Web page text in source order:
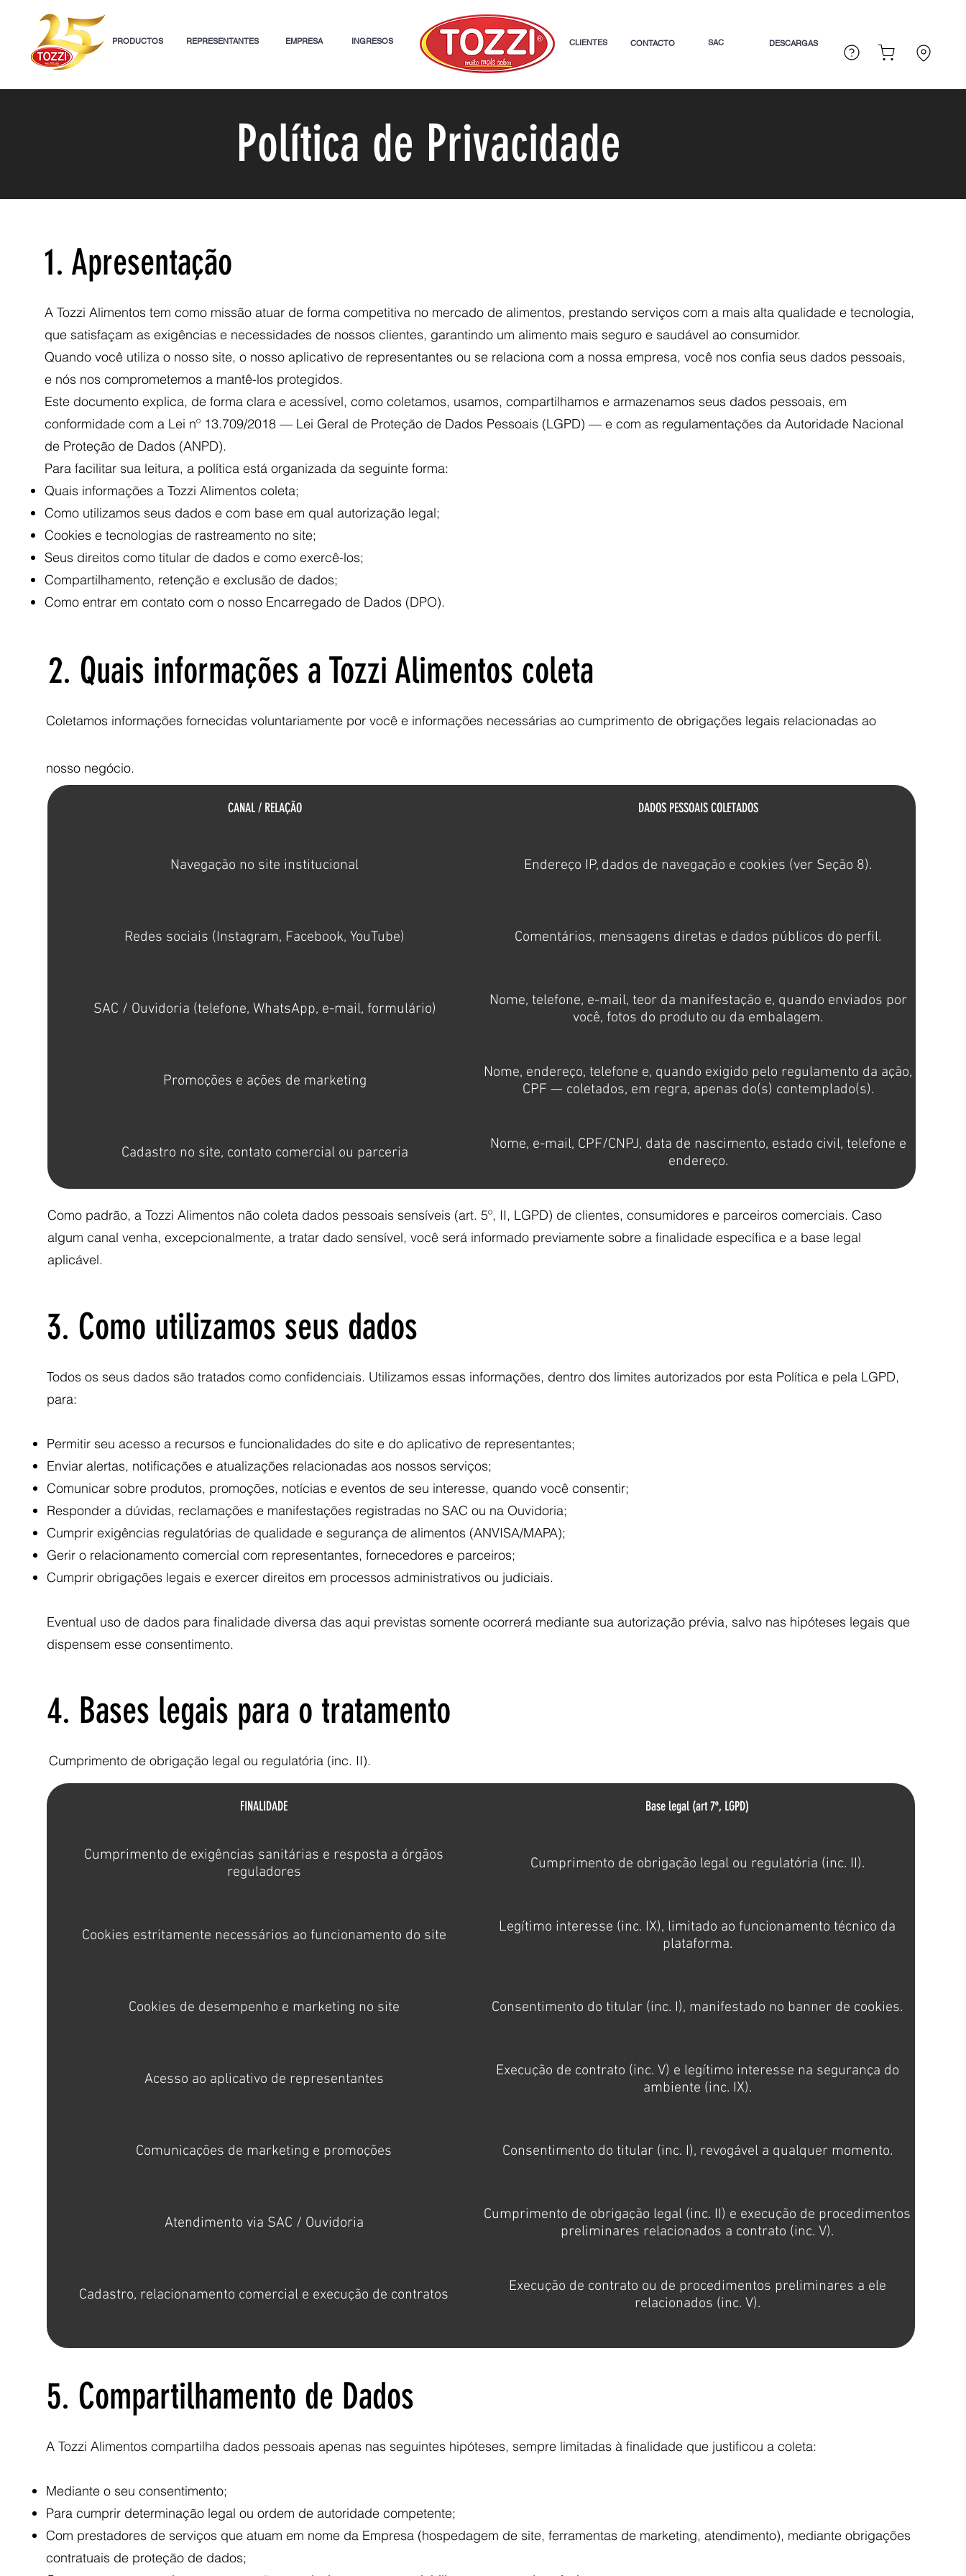
PRODUCTOS REPRESENTANTES EMPRESA INGRESOS CLIENTES CONTACTO DESCARGAS
SAC
Política de Privacidade
1. Apresentação
A Tozzi Alimentos tem como missão atuar de forma competitiva no mercado de alimentos, prestando serviços com a mais alta qualidade e tecnologia,
que satisfaçam as exigências e necessidades de nossos clientes, garantindo um alimento mais seguro e saudável ao consumidor.
Quando você utiliza o nosso site, o nosso aplicativo de representantes ou se relaciona com a nossa empresa, você nos confia seus dados pessoais,
e nós nos comprometemos a mantê-los protegidos.
Este documento explica, de forma clara e acessível, como coletamos, usamos, compartilhamos e armazenamos seus dados pessoais, em
conformidade com a Lei nº 13.709/2018 — Lei Geral de Proteção de Dados Pessoais (LGPD) — e com as regulamentações da Autoridade Nacional
de Proteção de Dados (ANPD).
Para facilitar sua leitura, a política está organizada da seguinte forma:
Quais informações a Tozzi Alimentos coleta;
Como utilizamos seus dados e com base em qual autorização legal;
Cookies e tecnologias de rastreamento no site;
Seus direitos como titular de dados e como exercê-los;
Compartilhamento, retenção e exclusão de dados;
Como entrar em contato com o nosso Encarregado de Dados (DPO).
2. Quais informações a Tozzi Alimentos coleta
Coletamos informações fornecidas voluntariamente por você e informações necessárias ao cumprimento de obrigações legais relacionadas ao
nosso negócio.
CANAL / RELAÇÃO DADOS PESSOAIS COLETADOS
Navegação no site institucional Endereço IP, dados de navegação e cookies (ver Seção 8).
Redes sociais (Instagram, Facebook, YouTube) Comentários, mensagens diretas e dados públicos do perfil.
SAC / Ouvidoria (telefone, WhatsApp, e-mail, formulário)
Nome, telefone, e-mail, teor da manifestação e, quando enviados por
você, fotos do produto ou da embalagem.
Promoções e ações de marketing
Nome, endereço, telefone e, quando exigido pelo regulamento da ação,
CPF — coletados, em regra, apenas do(s) contemplado(s).
Cadastro no site, contato comercial ou parceria
Nome, e-mail, CPF/CNPJ, data de nascimento, estado civil, telefone e
endereço.
Como padrão, a Tozzi Alimentos não coleta dados pessoais sensíveis (art. 5º, II, LGPD) de clientes, consumidores e parceiros comerciais. Caso
algum canal venha, excepcionalmente, a tratar dado sensível, você será informado previamente sobre a finalidade específica e a base legal
aplicável.
3. Como utilizamos seus dados
Todos os seus dados são tratados como confidenciais. Utilizamos essas informações, dentro dos limites autorizados por esta Política e pela LGPD,
para:
Permitir seu acesso a recursos e funcionalidades do site e do aplicativo de representantes;
Enviar alertas, notificações e atualizações relacionadas aos nossos serviços;
Comunicar sobre produtos, promoções, notícias e eventos de seu interesse, quando você consentir;
Responder a dúvidas, reclamações e manifestações registradas no SAC ou na Ouvidoria;
Cumprir exigências regulatórias de qualidade e segurança de alimentos (ANVISA/MAPA);
Gerir o relacionamento comercial com representantes, fornecedores e parceiros;
Cumprir obrigações legais e exercer direitos em processos administrativos ou judiciais.
Eventual uso de dados para finalidade diversa das aqui previstas somente ocorrerá mediante sua autorização prévia, salvo nas hipóteses legais que
dispensem esse consentimento.
4. Bases legais para o tratamento
Cumprimento de obrigação legal ou regulatória (inc. II).
FINALIDADE Base legal (art 7º, LGPD)
Cumprimento de exigências sanitárias e resposta a órgãos
reguladores
Cumprimento de obrigação legal ou regulatória (inc. II).
Cookies estritamente necessários ao funcionamento do site
Legítimo interesse (inc. IX), limitado ao funcionamento técnico da
plataforma.
Cookies de desempenho e marketing no site Consentimento do titular (inc. I), manifestado no banner de cookies.
Acesso ao aplicativo de representantes
Execução de contrato (inc. V) e legítimo interesse na segurança do
ambiente (inc. IX).
Comunicações de marketing e promoções Consentimento do titular (inc. I), revogável a qualquer momento.
Atendimento via SAC / Ouvidoria
Cumprimento de obrigação legal (inc. II) e execução de procedimentos
preliminares relacionados a contrato (inc. V).
Cadastro, relacionamento comercial e execução de contratos
Execução de contrato ou de procedimentos preliminares a ele
relacionados (inc. V).
5. Compartilhamento de Dados
A Tozzi Alimentos compartilha dados pessoais apenas nas seguintes hipóteses, sempre limitadas à finalidade que justificou a coleta:
Mediante o seu consentimento;
Para cumprir determinação legal ou ordem de autoridade competente;
Com prestadores de serviços que atuam em nome da Empresa (hospedagem de site, ferramentas de marketing, atendimento), mediante obrigações
contratuais de proteção de dados;